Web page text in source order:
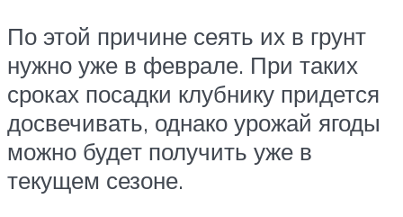
По этой причине сеять их в грунт
нужно уже в феврале. При таких
сроках посадки клубнику придется
досвечивать, однако урожай ягоды
можно будет получить уже в
текущем сезоне.